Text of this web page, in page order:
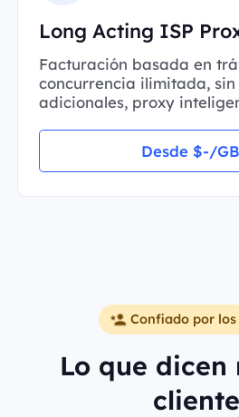
Long Acting ISP
Facturación basada en
concurrencia ilimitada,
adicionales, proxy
Desde $-/GB
Confiado por
Lo que dicen